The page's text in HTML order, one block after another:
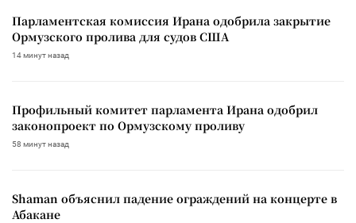
Парламентская комиссия Ирана одобрила закрытие
Ормузского пролива для судов США
14 минут назад
Профильный комитет парламента Ирана одобрил
законопроект по Ормузскому проливу
58 минут назад
Shaman объяснил падение ограждений на концерте в
Абакане